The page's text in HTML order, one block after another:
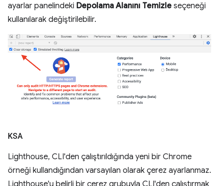
ayarlar panelindeki Depolama Alanını Temizle seçeneği
kullanılarak değiştirilebilir.
KSA
Lighthouse, CLI'den çalıştırıldığında yeni bir Chrome
örneği kullandığından varsayılan olarak çerez ayarlanmaz.